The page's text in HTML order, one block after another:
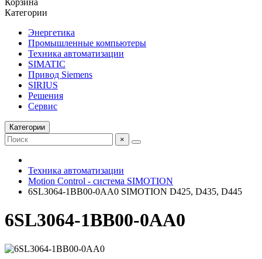
Корзина
Категории
Энергетика
Промышленные компьютеры
Техника автоматизации
SIMATIC
Привод Siemens
SIRIUS
Решения
Сервис
Категории
×
Техника автоматизации
Motion Control - система SIMOTION
6SL3064-1BB00-0AA0 SIMOTION D425, D435, D445
6SL3064-1BB00-0AA0